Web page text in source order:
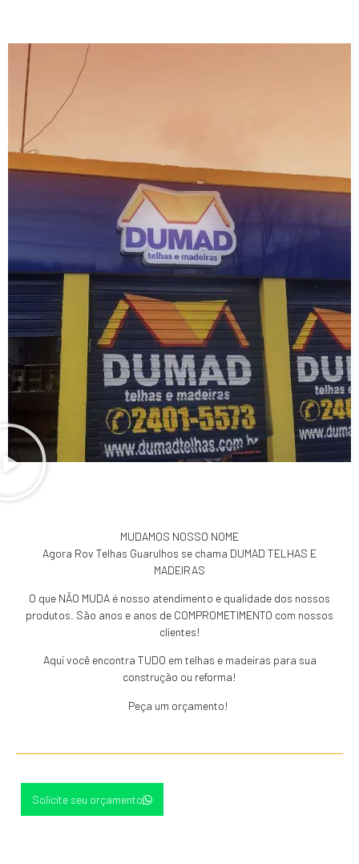
MUDAMOS NOSSO NOME
Agora Rov Telhas Guarulhos se chama DUMAD TELHAS E
MADEIRAS
O que NÃO MUDA é nosso atendimento e qualidade dos nossos
produtos. São anos e anos de COMPROMETIMENTO com nossos
clientes!
Aqui você encontra TUDO em telhas e madeiras para sua
construção ou reforma!
Peça um orçamento!
Solicite seu orçamento